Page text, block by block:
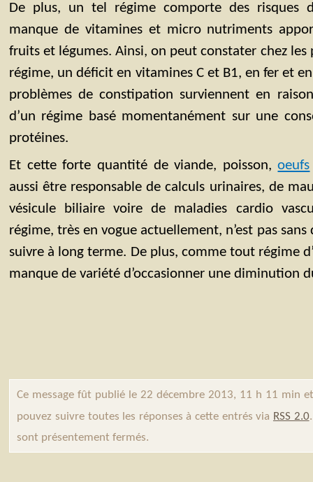
De plus, un tel régime comporte des risques
manque de vitamines et micro nutriments
fruits et légumes. Ainsi, on peut constater chez les
régime, un déficit en vitamines C et B1, en fer et
problèmes de constipation surviennent en
d’un régime basé momentanément sur une
protéines.
Et cette forte quantité de viande, poisson,oeufs
aussi être responsable de calculs urinaires, de
vésicule biliaire voire de maladies cardio
régime, très en vogue actuellement, n’est pas
suivre à long terme. De plus, comme tout régime
manque de variété d’occasionner une diminution
Ce message fût publié le 22 décembre 2013, 11 h 11 min
pouvez suivre toutes les réponses à cette entrés via RSS 2.0
sont présentement fermés.